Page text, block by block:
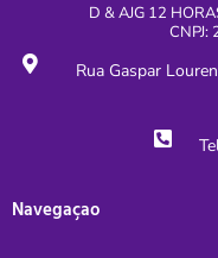
D & AJG 12
Rua Gaspar
Navegaçao